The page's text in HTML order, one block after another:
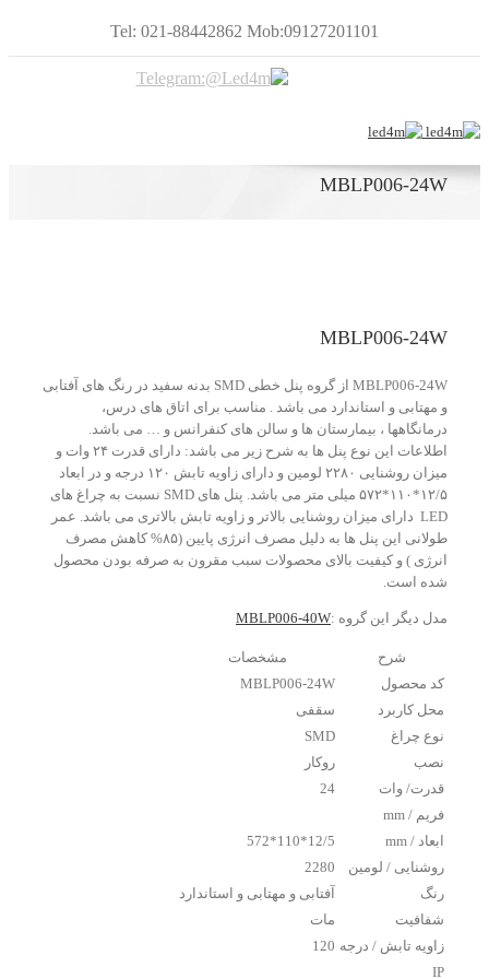
Tel: 021-88442862 Mob:09127201101
MBLP006-24W
MBLP006-24W
MBLP006-24W از گروه پنل خطی SMD بدنه سفید در رنگ های آفتابی
و مهتابی و استاندارد می باشد . مناسب برای اتاق های درس،
درمانگاهها ، بیمارستان ها و سالن های کنفرانس و … می باشد.
اطلاعات این نوع پنل ها به شرح زیر می باشد: دارای قدرت ۲۴ وات و
میزان روشنایی ۲۲۸۰ لومین و دارای زاویه تابش ۱۲۰ درجه و در ابعاد
۱۲/۵*۱۱۰*۵۷۲ میلی متر می باشد. پنل های SMD نسبت به چراغ های
LED دارای میزان روشنایی بالاتر و زاویه تابش بالاتری می باشد. عمر
طولانی این پنل ها به دلیل مصرف انرژی پایین (۸۵% کاهش مصرف
انرژی ) و کیفیت بالای محصولات سبب مقرون به صرفه بودن محصول
شده است.
مدل دیگر این گروه :MBLP006-40W
شرح
مشخصات
کد محصول
MBLP006-24W
محل کاربرد
سقفی
نوع چراغ
SMD
نصب
روکار
قدرت/ وات
24
فریم / mm
ابعاد / mm
12/5*110*572
روشنایی / لومین
2280
رنگ
آفتابی و مهتابی و استاندارد
شفافیت
مات
زاویه تابش / درجه 120
IP